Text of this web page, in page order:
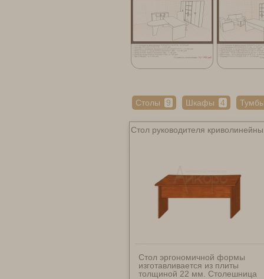
Столы 9 Шкафы 4
Стол руководителя
Стол эргономичной формы
изготавливается из плиты
толщиной 22 мм. Столешница